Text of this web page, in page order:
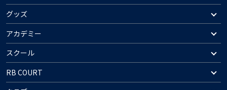
グッズ
アカデミー
スクール
RB COURT